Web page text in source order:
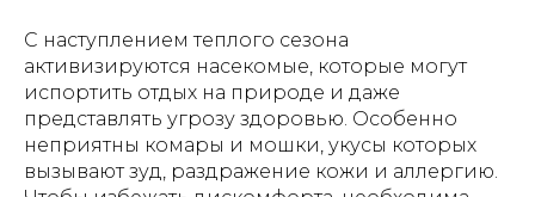
С наступлением теплого сезона
активизируются насекомые, которые могут
испортить отдых на природе и даже
представлять угрозу здоровью. Особенно
неприятны комары и мошки, укусы которых
вызывают зуд, раздражение кожи и аллергию.